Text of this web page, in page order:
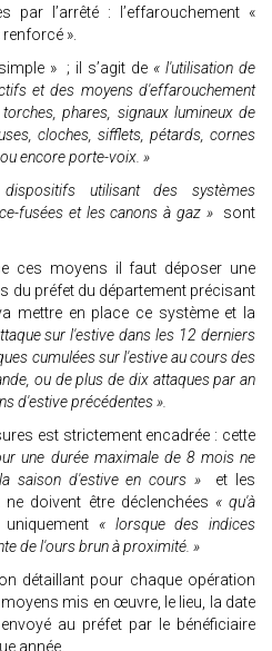
par l’arrêté : l’effarouchement «
».
» ; il s’agit de « l'utilisation de
et des moyens d'effarouchement
phares, signaux lumineux de
cloches, sifflets, pétards, cornes
encore porte-voix. »
utilisant des systèmes
fusées et les canons à gaz » sont
ces moyens il faut déposer une
du préfet du département précisant
mettre en place ce système et la
sur l'estive dans les 12 derniers
cumulées sur l'estive au cours des
ou de plus de dix attaques par an
d'estive précédentes ».
est strictement encadrée : cette
une durée maximale de 8 mois ne
saison d'estive en cours »
et les
doivent être déclenchées « qu'à
« lorsque des indices
de l'ours brun à proximité. »
détaillant pour chaque opération
mis en œuvre, le lieu, la date
au préfet par le bénéficiaire
année.